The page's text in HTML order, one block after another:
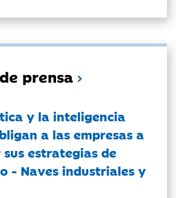
prensa
y la inteligencia
a las empresas a
estrategias de
- Naves industriales y